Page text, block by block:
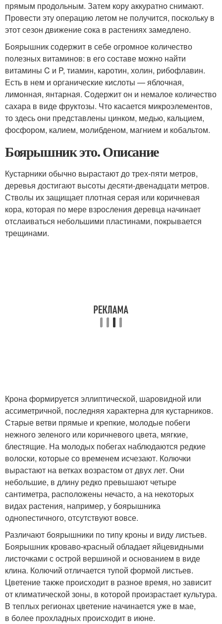
прямым продольным. Затем кору аккуратно снимают.
Провести эту операцию летом не получится, поскольку в
этот сезон движение сока в растениях замедлено.
Боярышник содержит в себе огромное количество
полезных витаминов: в его составе можно найти
витамины C и P, тиамин, каротин, холин, рибофлавин.
Есть в нем и органические кислоты — яблочная,
лимонная, янтарная. Содержит он и немалое количество
сахара в виде фруктозы. Что касается микроэлементов,
то здесь они представлены цинком, медью, кальцием,
фосфором, калием, молибденом, магнием и кобальтом.
Боярышник это. Описание
Кустарники обычно вырастают до трех-пяти метров,
деревья достигают высоты десяти-двенадцати метров.
Стволы их защищает плотная серая или коричневая
кора, которая по мере взросления деревца начинает
отслаиваться небольшими пластинами, покрывается
трещинами.
Крона формируется эллиптической, шаровидной или
ассиметричной, последняя характерна для кустарников.
Старые ветви прямые и крепкие, молодые побеги
нежного зеленого или коричневого цвета, мягкие,
блестящие. На молодых побегах наблюдаются редкие
волоски, которые со временем исчезают. Колючки
вырастают на ветках возрастом от двух лет. Они
небольшие, в длину редко превышают четыре
сантиметра, расположены нечасто, а на некоторых
видах растения, например, у боярышника
однопестичного, отсутствуют вовсе.
Различают боярышники по типу кроны и виду листьев.
Боярышник кроваво-красный обладает яйцевидными
листочками с острой вершиной и основанием в виде
клина. Колючий отличается тупой формой листьев.
Цветение также происходит в разное время, но зависит
от климатической зоны, в которой произрастает культура.
В теплых регионах цветение начинается уже в мае,
в более прохладных происходит в июне.